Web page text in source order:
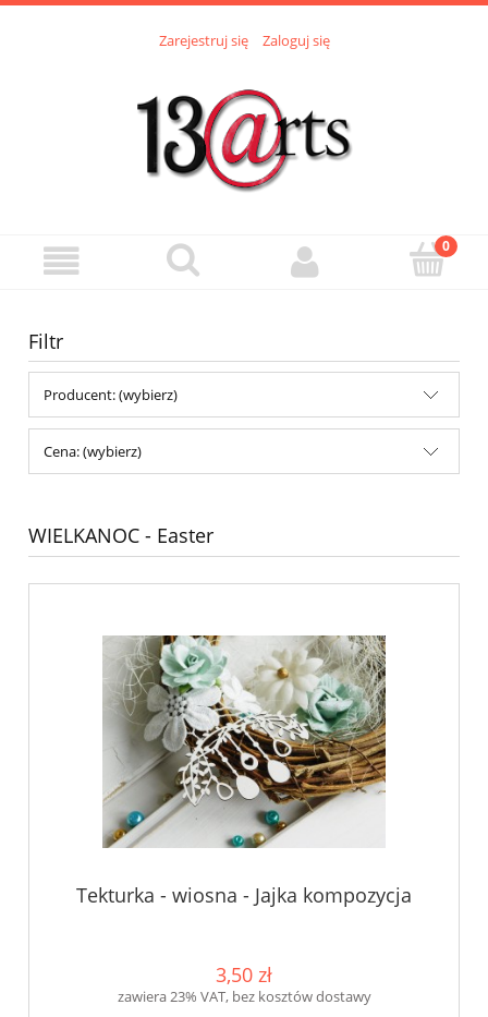
Zarejestruj się Zaloguj się
Filtr
Producent: (wybierz)
Cena: (wybierz)
WIELKANOC - Easter
Tekturka - wiosna - Jajka kompozycja
3,50 zł
zawiera 23% VAT, bez kosztów dostawy